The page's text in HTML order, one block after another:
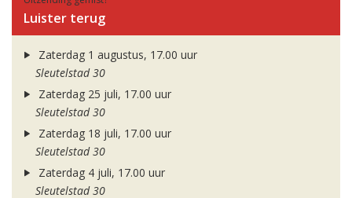
Luister terug
Zaterdag 1 augustus, 17.00 uur
Sleutelstad 30
Zaterdag 25 juli, 17.00 uur
Sleutelstad 30
Zaterdag 18 juli, 17.00 uur
Sleutelstad 30
Zaterdag 4 juli, 17.00 uur
Sleutelstad 30